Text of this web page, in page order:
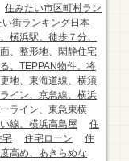
住みたい市区町村ラン
い街ランキング日本
横浜駅、徒歩７分、
、整形地、閑静住宅
、TEPPAN物件、将
地、東海道線、横須
イン、京急線、横浜
ライン、東急東横
線、横浜高島屋
住
宅 住宅ローン
住
高め、あきらめな